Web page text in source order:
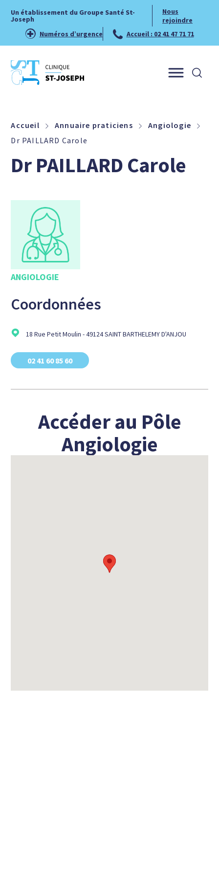
Un établissement du Groupe Santé St-
Joseph
Nous
rejoindre
Numéros d’urgence
Accueil : 02 41 47 71 71
Accueil Annuaire praticiens
Angiologie
Dr PAILLARD Carole
Dr PAILLARD Carole
ANGIOLOGIE
Coordonnées
18 Rue Petit Moulin - 49124 SAINT BARTHELEMY D'ANJOU
02 41 60 85 60
Accéder au Pôle
Angiologie